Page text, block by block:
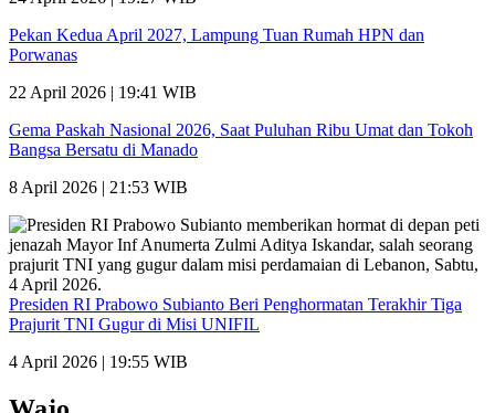
Pekan Kedua April 2027, Lampung Tuan Rumah HPN dan
Porwanas
22 April 2026 | 19:41 WIB
Gema Paskah Nasional 2026, Saat Puluhan Ribu Umat dan Tokoh
Bangsa Bersatu di Manado
8 April 2026 | 21:53 WIB
Presiden RI Prabowo Subianto Beri Penghormatan Terakhir Tiga
Prajurit TNI Gugur di Misi UNIFIL
4 April 2026 | 19:55 WIB